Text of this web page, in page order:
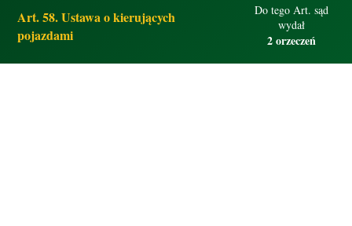
Art. 58. Ustawa o kierujących
pojazdami
Do tego Art. sąd
wydał
2 orzeczeń